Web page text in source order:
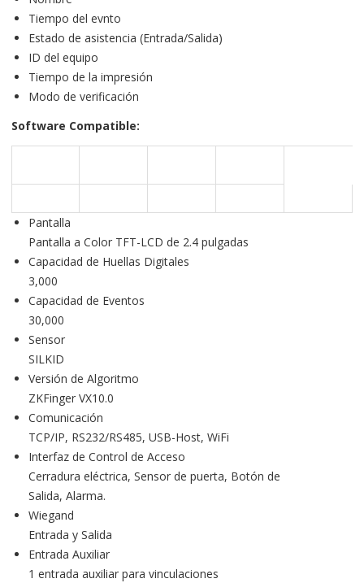
Tiempo del evnto
Estado de asistencia (Entrada/Salida)
ID del equipo
Tiempo de la impresión
Modo de verificación
Software Compatible:
Pantalla
Pantalla a Color TFT-LCD de 2.4 pulgadas
Capacidad de Huellas Digitales
3,000
Capacidad de Eventos
30,000
Sensor
SILKID
Versión de Algoritmo
ZKFinger VX10.0
Comunicación
TCP/IP, RS232/RS485, USB-Host, WiFi
Interfaz de Control de Acceso
Cerradura eléctrica, Sensor de puerta, Botón de
Salida, Alarma.
Wiegand
Entrada y Salida
Entrada Auxiliar
1 entrada auxiliar para vinculaciones